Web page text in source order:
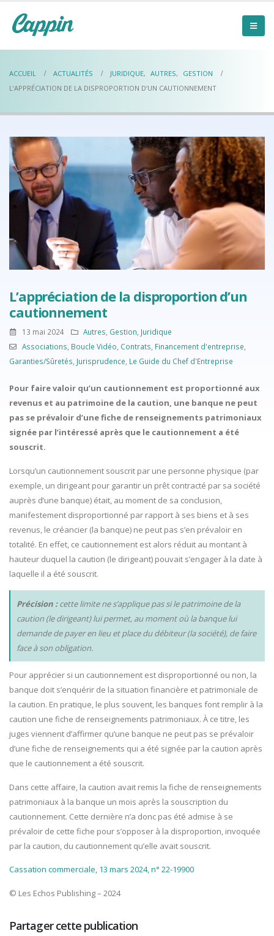
ACCUEIL ACTUALITÉS JURIDIQUE, AUTRES,
GESTION
L’APPRÉCIATION DE LA DISPROPORTION D’UN CAUTIONNEMENT
L’appréciation de la disproportion d’un
cautionnement
13 mai 2024 Autres Gestion Juridique
Associations Boucle Vidéo Contrats Financement d'entreprise
Garanties/Sûretés Jurisprudence Le Guide du Chef d'Entreprise
Pour faire valoir qu’un cautionnement est proportionné aux
revenus et au patrimoine de la caution, une banque ne peut
pas se prévaloir d’une fiche de renseignements patrimoniaux
signée par l’intéressé après que le cautionnement a été
souscrit.
Lorsqu’un cautionnement souscrit par une personne physique (par
exemple, un dirigeant pour garantir un prêt contracté par sa société
auprès d’une banque) était, au moment de sa conclusion,
manifestement disproportionné par rapport à ses biens et à ses
revenus, le créancier (la banque) ne peut pas s’en prévaloir en
totalité. En effet, ce cautionnement est alors réduit au montant à
hauteur duquel la caution (le dirigeant) pouvait s’engager à la date à
laquelle il a été souscrit.
Précision :cette limite ne s’applique pas si le patrimoine de la
caution (le dirigeant) lui permet, au moment où la banque lui
demande de payer en lieu et place du débiteur (la société), de faire
face à son obligation.
Pour apprécier si un cautionnement est disproportionné ou non, la
banque doit s’enquérir de la situation financière et patrimoniale de
la caution. En pratique, le plus souvent, les banques font remplir à la
caution une fiche de renseignements patrimoniaux. À ce titre, les
juges viennent d’affirmer qu’une banque ne peut pas se prévaloir
d’une fiche de renseignements qui a été signée par la caution après
que le cautionnement a été souscrit.
Dans cette affaire, la caution avait remis la fiche de renseignements
patrimoniaux à la banque un mois après la souscription du
cautionnement. Cette dernière n’a donc pas été admise à se
prévaloir de cette fiche pour s’opposer à la disproportion, invoquée
par la caution, du cautionnement qu’elle avait souscrit.
Cassation commerciale, 13 mars 2024, n° 22-19900
© Les Echos Publishing – 2024
Partager cette publication